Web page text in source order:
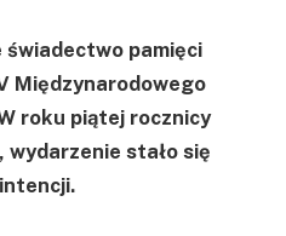
świadectwo pamięci
Międzynarodowego
roku piątej rocznicy
stało się